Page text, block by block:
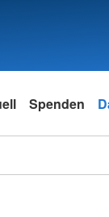
Spenden